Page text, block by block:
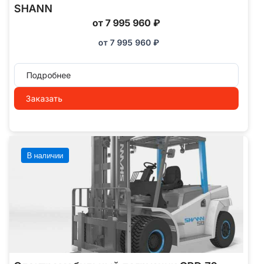
SHANN
от 7 995 960 ₽
от 7 995 960 ₽
Подробнее
Заказать
В наличии